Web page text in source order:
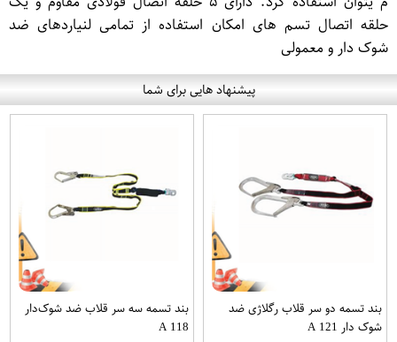
حلقه اتصال تسم های امکان استفاده از تمامی لنیاردهای ضد
شوک دار و معمولی
پیشنهاد هایی برای شما
بند تسمه دو سر قلاب رگلاژی ضد
شوک دار A 121
بند تسمه سه سر قلاب ضد شوک‌دار
A 118